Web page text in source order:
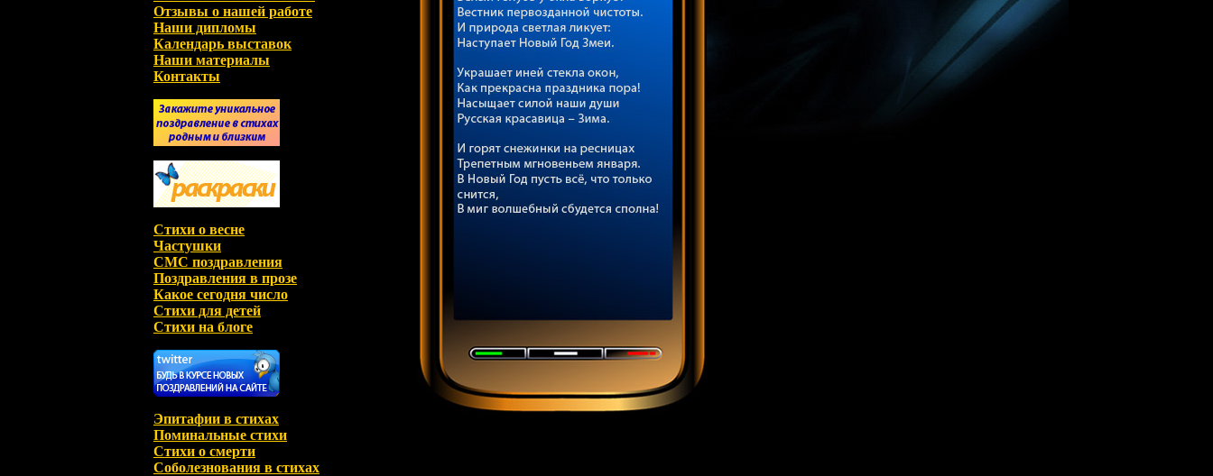
Отзывы о нашей работе
Наши дипломы
Календарь выставок
Наши материалы
Контакты
Стихи о весне
Частушки
СМС поздравления
Поздравления в прозе
Какое сегодня число
Стихи для детей
Стихи на блоге
Эпитафии в стихах
Поминальные стихи
Стихи о смерти
Соболезнования в стихах